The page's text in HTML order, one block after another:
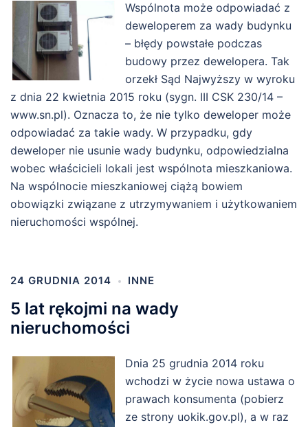
Wspólnota może odpowiadać z
deweloperem za wady budynku
– błędy powstałe podczas
budowy przez dewelopera. Tak
orzekł Sąd Najwyższy w wyroku
z dnia 22 kwietnia 2015 roku (sygn. III CSK 230/14 –
www.sn.pl). Oznacza to, że nie tylko deweloper może
odpowiadać za takie wady. W przypadku, gdy
deweloper nie usunie wady budynku, odpowiedzialna
wobec właścicieli lokali jest wspólnota mieszkaniowa.
Na wspólnocie mieszkaniowej ciążą bowiem
obowiązki związane z utrzymywaniem i użytkowaniem
nieruchomości wspólnej.
24 GRUDNIA 2014 INNE
5 lat rękojmi na wady
nieruchomości
Dnia 25 grudnia 2014 roku
wchodzi w życie nowa ustawa o
prawach konsumenta (pobierz
ze strony uokik.gov.pl), a w raz